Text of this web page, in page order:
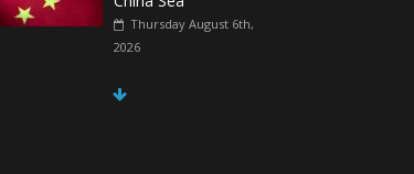
Thursday August 6th,
2026
Spain Regains Control